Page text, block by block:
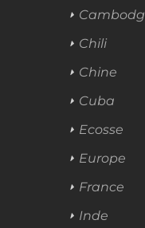
Chili
Chine
Cuba
Ecosse
Europe
France
Inde